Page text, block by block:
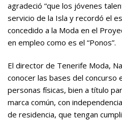
agradeció “que los jóvenes
servicio de la Isla y recordó el
concedido a la Moda en el
en empleo como es el “Ponos”.
El director de Tenerife Moda,
conocer las bases del concurso
personas físicas, bien a título
marca común, con
de residencia, que tengan